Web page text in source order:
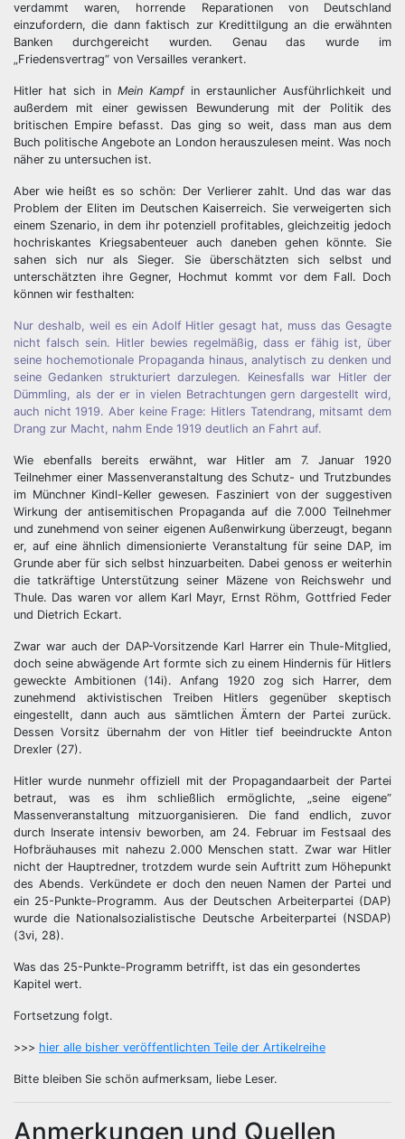
verdammt waren, horrende Reparationen von Deutschland
einzufordern, die dann faktisch zur Kredittilgung an die erwähnten
Banken durchgereicht wurden. Genau das wurde im
„Friedensvertrag“ von Versailles verankert.
Hitler hat sich in Mein Kampfin erstaunlicher Ausführlichkeit und
außerdem mit einer gewissen Bewunderung mit der Politik des
britischen Empire befasst. Das ging so weit, dass man aus dem
Buch politische Angebote an London herauszulesen meint. Was noch
näher zu untersuchen ist.
Aber wie heißt es so schön: Der Verlierer zahlt. Und das war das
Problem der Eliten im Deutschen Kaiserreich. Sie verweigerten sich
einem Szenario, in dem ihr potenziell profitables, gleichzeitig jedoch
hochriskantes Kriegsabenteuer auch daneben gehen könnte. Sie
sahen sich nur als Sieger. Sie überschätzten sich selbst und
unterschätzten ihre Gegner, Hochmut kommt vor dem Fall. Doch
können wir festhalten:
Nur deshalb, weil es ein Adolf Hitler gesagt hat, muss das Gesagte
nicht falsch sein. Hitler bewies regelmäßig, dass er fähig ist, über
seine hochemotionale Propaganda hinaus, analytisch zu denken und
seine Gedanken strukturiert darzulegen. Keinesfalls war Hitler der
Dümmling, als der er in vielen Betrachtungen gern dargestellt wird,
auch nicht 1919. Aber keine Frage: Hitlers Tatendrang, mitsamt dem
Drang zur Macht, nahm Ende 1919 deutlich an Fahrt auf.
Wie ebenfalls bereits erwähnt, war Hitler am 7. Januar 1920
Teilnehmer einer Massenveranstaltung des Schutz- und Trutzbundes
im Münchner Kindl-Keller gewesen. Fasziniert von der suggestiven
Wirkung der antisemitischen Propaganda auf die 7.000 Teilnehmer
und zunehmend von seiner eigenen Außenwirkung überzeugt, begann
er, auf eine ähnlich dimensionierte Veranstaltung für seine DAP, im
Grunde aber für sich selbst hinzuarbeiten. Dabei genoss er weiterhin
die tatkräftige Unterstützung seiner Mäzene von Reichswehr und
Thule. Das waren vor allem Karl Mayr, Ernst Röhm, Gottfried Feder
und Dietrich Eckart.
Zwar war auch der DAP-Vorsitzende Karl Harrer ein Thule-Mitglied,
doch seine abwägende Art formte sich zu einem Hindernis für Hitlers
geweckte Ambitionen (14i). Anfang 1920 zog sich Harrer, dem
zunehmend aktivistischen Treiben Hitlers gegenüber skeptisch
eingestellt, dann auch aus sämtlichen Ämtern der Partei zurück.
Dessen Vorsitz übernahm der von Hitler tief beeindruckte Anton
Drexler (27).
Hitler wurde nunmehr offiziell mit der Propagandaarbeit der Partei
betraut, was es ihm schließlich ermöglichte, „seine eigene“
Massenveranstaltung mitzuorganisieren. Die fand endlich, zuvor
durch Inserate intensiv beworben, am 24. Februar im Festsaal des
Hofbräuhauses mit nahezu 2.000 Menschen statt. Zwar war Hitler
nicht der Hauptredner, trotzdem wurde sein Auftritt zum Höhepunkt
des Abends. Verkündete er doch den neuen Namen der Partei und
ein 25-Punkte-Programm. Aus der Deutschen Arbeiterpartei (DAP)
wurde die Nationalsozialistische Deutsche Arbeiterpartei (NSDAP)
(3vi, 28).
Was das 25-Punkte-Programm betrifft, ist das ein gesondertes
Kapitel wert.
Fortsetzung folgt.
>>> hier alle bisher veröffentlichten Teile der Artikelreihe
Bitte bleiben Sie schön aufmerksam, liebe Leser.
Anmerkungen und Quellen